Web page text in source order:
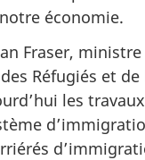
économie.
Fraser,
Réfugiés et
les